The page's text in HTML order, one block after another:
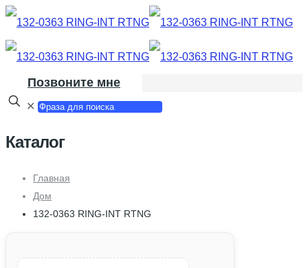
Позвоните мне
✕
Каталог
Главная
Дом
132-0363 RING-INT RTNG